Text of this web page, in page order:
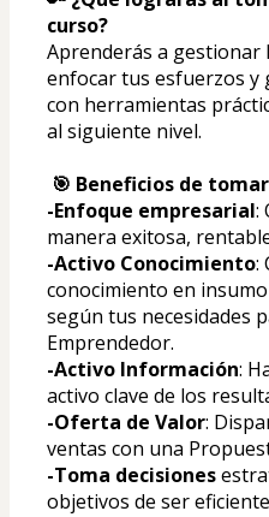
curso?
Aprenderás a gestionar
enfocar tus esfuerzos y
con herramientas
al siguiente nivel.
🎯 Beneficios de
-Enfoque empresarial:
manera exitosa,
-Activo Conocimiento:
conocimiento en
según tus necesidades
Emprendedor.
-Activo Información:
activo clave de los
-Oferta de Valor:
ventas con una
-Toma decisiones
objetivos de ser